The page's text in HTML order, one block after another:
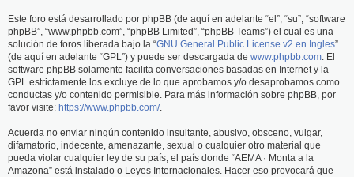
Este foro está desarrollado por phpBB (de aquí en adelante “el”, “su”, “software
phpBB”, “www.phpbb.com”, “phpBB Limited”, “phpBB Teams”) el cual es una
solución de foros liberada bajo la “GNU General Public License v2 en Ingles”
(de aquí en adelante “GPL”) y puede ser descargada de www.phpbb.com. El
software phpBB solamente facilita conversaciones basadas en Internet y la
GPL estrictamente los excluye de lo que aprobamos y/o desaprobamos como
conductas y/o contenido permisible. Para más información sobre phpBB, por
favor visite: https://www.phpbb.com/.
Acuerda no enviar ningún contenido insultante, abusivo, obsceno, vulgar,
difamatorio, indecente, amenazante, sexual o cualquier otro material que
pueda violar cualquier ley de su país, el país donde “AEMA · Monta a la
Amazona” está instalado o Leyes Internacionales. Hacer eso provocará que